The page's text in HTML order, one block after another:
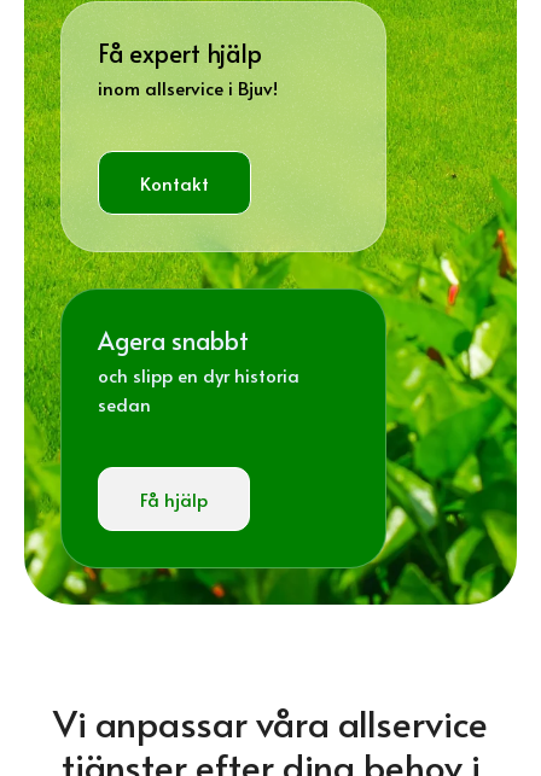
Få expert hjälp
inom allservice i Bjuv!
Kontakt
Agera snabbt
och slipp en dyr historia
sedan
Få hjälp
Vi anpassar våra allservice
tjänster efter dina behov i